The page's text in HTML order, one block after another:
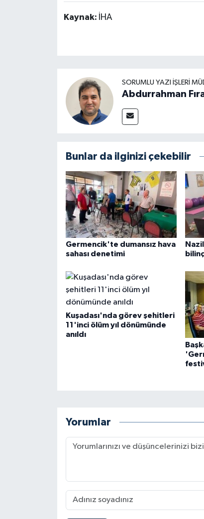
Kaynak: İHA
SORUMLU YAZI İŞLERI
Abdurrahman
Bunlar da ilginizi çekebilir
Germencik'te dumansız hava
sahası denetimi
Kuşadası'nda görev şehitleri
11'inci ölüm yıl dönümünde
anıldı
Yorumlar